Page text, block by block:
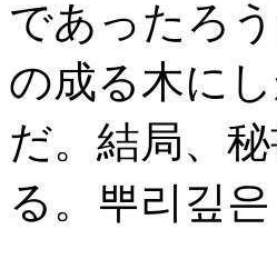
であったろ
の成る木に
だ。結局、
る。뿌리깊은